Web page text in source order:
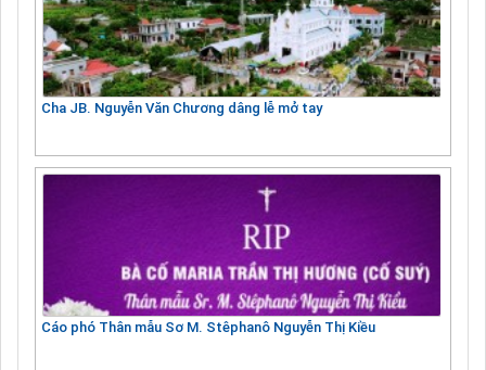
Cha JB. Nguyễn Văn Chương dâng lễ mở tay
Cáo phó Thân mẫu Sơ M. Stêphanô Nguyễn Thị Kiều